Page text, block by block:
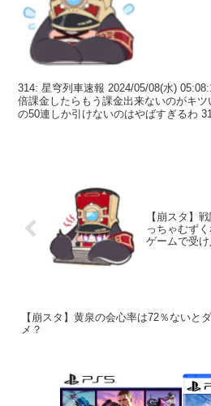
314: 星穹列車速報 2024/05/08(水)
倍課金したらもう課金出来ないのがキ
の50連しか引けないのはやばすぎるわ
【崩スタ】
っちゃむず
ゲームで受
【崩スタ】黄泉の会心率は72％ないとダ
メ？